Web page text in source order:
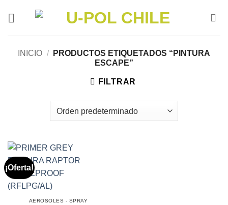
INICIO /
PRODUCTOS ETIQUETADOS “PINTURA
ESCAPE”
FILTRAR
¡Oferta!
AEROSOLES - SPRAY